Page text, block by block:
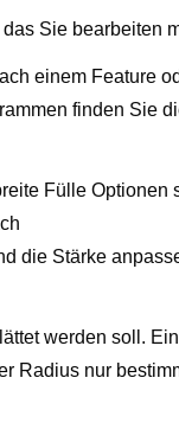
Sie bearbeiten
einem Feature
finden Sie
Fülle Optionen
die Stärke
werden soll. Ein
Radius nur